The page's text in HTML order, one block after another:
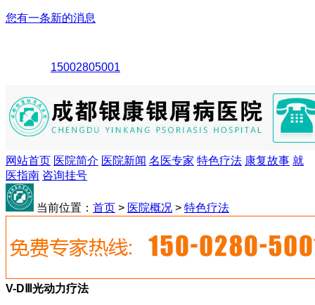
您有一条新的消息
15002805001
网站首页 医院简介 医院新闻 名医专家 特色疗法 康复故事 就
医指南 咨询挂号
当前位置： 首页 > 医院概况 > 特色疗法
V-DⅢ光动力疗法